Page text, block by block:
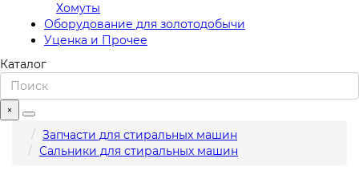
Хомуты
Оборудование для золотодобычи
Уценка и Прочее
Каталог
×
Запчасти для стиральных машин
Сальники для стиральных машин